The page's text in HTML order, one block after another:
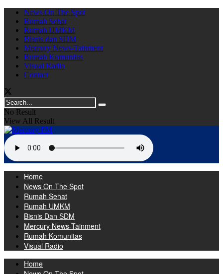
News On The Spot
Rumah Sehat
Rumah UMKM
Bisnis dan SDM
Mercury News-Tainment
Rumah Komunitas
Visual Radio
Contact
No Result
View All Result
Home
News On The Spot
Rumah Sehat
Rumah UMKM
Bisnis Dan SDM
Mercury News-Tainment
Rumah Komunitas
Visual Radio
Home